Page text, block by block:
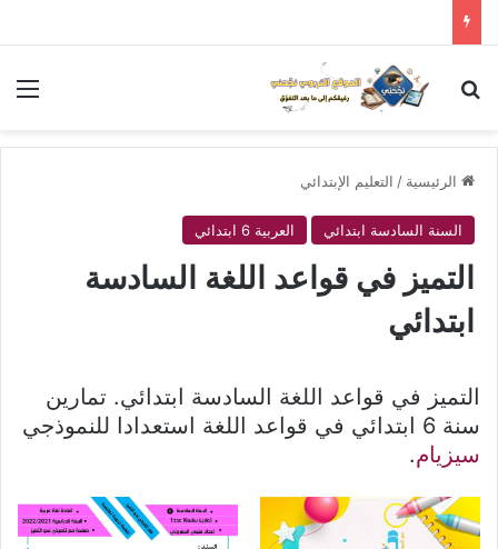
بحث عن
الرئيسية / التعليم الإبتدائي
السنة السادسة ابتدائي العربية 6 ابتدائي
التميز في قواعد اللغة السادسة
ابتدائي
التميز في قواعد اللغة السادسة ابتدائي. تمارين
سنة 6 ابتدائي في قواعد اللغة استعدادا للنموذجي
سيزيام.